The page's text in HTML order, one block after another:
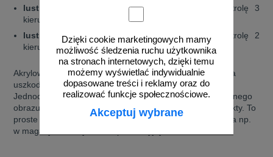
Dzięki cookie marketingowych mamy
możliwość śledzenia ruchu użytkownika
na stronach internetowych, dzięki temu
możemy wyświetlać indywidualnie
dopasowane treści i reklamy oraz do
realizować funkcje społecznościowe.
Akceptuj wybrane
lustra sferyczne 1/4 kuli– pozwalające na kontrolę 3
kierunków / obserwację z 3 kierunków, 180°;
lustra sferyczne 1/8 kuli
– pozwalające na kontrolę 2
kierunków / obserwację z 2 kierunków, 90°.
Akrylowe lustra sferyczne są lżejsze i bardziej odporne na
uszkodzenia, zarysowania itp. od luster szklanych.
Jednocześnie zapewniają wysoką jakość optyczną odbijanego
obrazu. Zwiększają pole widzenia i eliminują martwe punkty. To
proste i tanie rozwiązanie na zwiększenie bezpieczeństwa np.
w magazynach czy halach produkcyjnych.